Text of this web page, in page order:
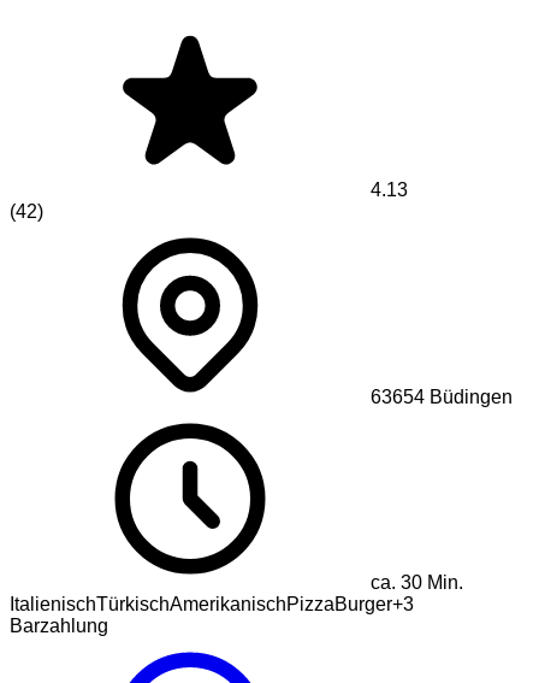
4.13
(42)
63654 Büdingen
ca. 30 Min.
ItalienischTürkischAmerikanischPizzaBurger+3
Barzahlung